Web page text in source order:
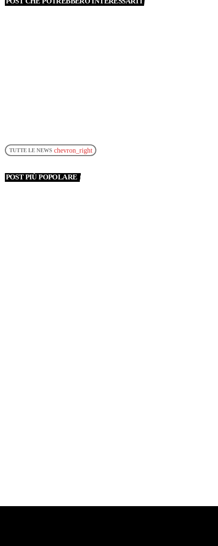
TUTTE LE NEWS chevron_right
POST PIÙ POPOLARE